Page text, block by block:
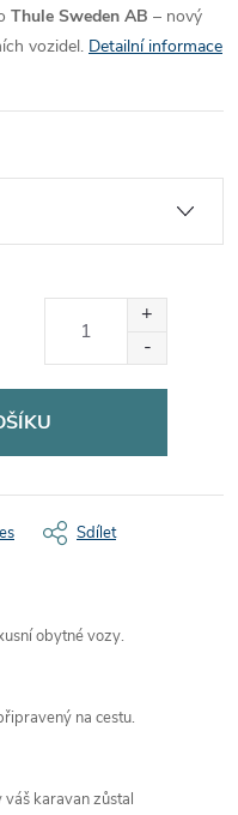
Thule Sweden AB – nový
vozidel. Detailní informace
Sdílet
obytné vozy.
na cestu.
karavan zůstal